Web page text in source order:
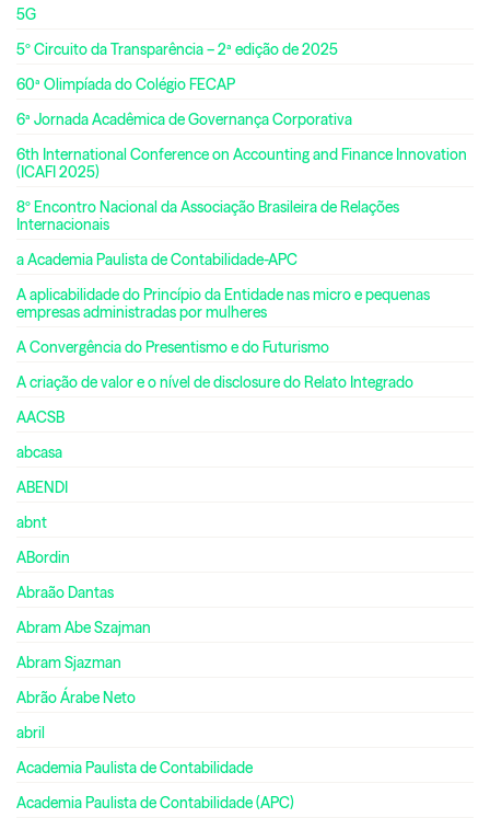
5G
5º Circuito da Transparência – 2ª edição de 2025
60ª Olimpíada do Colégio FECAP
6ª Jornada Acadêmica de Governança Corporativa
6th International Conference on Accounting and Finance Innovation
(ICAFI 2025)
8º Encontro Nacional da Associação Brasileira de Relações
Internacionais
a Academia Paulista de Contabilidade-APC
A aplicabilidade do Princípio da Entidade nas micro e pequenas
empresas administradas por mulheres
A Convergência do Presentismo e do Futurismo
A criação de valor e o nível de disclosure do Relato Integrado
AACSB
abcasa
ABENDI
abnt
ABordin
Abraão Dantas
Abram Abe Szajman
Abram Sjazman
Abrão Árabe Neto
abril
Academia Paulista de Contabilidade
Academia Paulista de Contabilidade (APC)